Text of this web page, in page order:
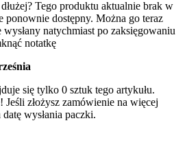
Tego produktu aktualnie brak w
ponownie dostępny. Można go teraz
natychmiast po zaksięgowaniu
notatkę
się tylko 0 sztuk tego artykułu.
złożysz zamówienie na więcej
wysłania paczki.